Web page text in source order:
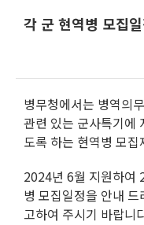
각 군 현역병 모집
병무청에서는 병역의
관련 있는 군사특기에
도록 하는 현역병 모
2024년 6월 지원하여
병 모집일정을 안내
고하여 주시기 바랍니